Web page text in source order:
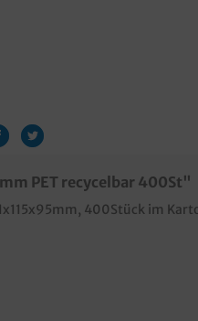
PET recycelbar 400St"
400Stück im